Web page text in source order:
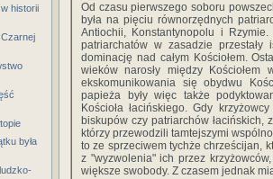
historii
Czarnej
była
Od czasu pierwszego soboru
była na pięciu równorzędnych
Antiochii, Konstantynopolu i
patriarchatów w zasadzie
dominację nad całym Kościołem.
wieków narosły między
ekskomunikowania się obydwu
papieża były więc także
Kościoła łacińskiego. Gdy
biskupów czy patriarchów łacińskich,
którzy przewodzili tamtejszymi
to ze sprzeciwem tychże chrześcijan,
z "wyzwolenia" ich przez
większe swobody. Z czasem jednak